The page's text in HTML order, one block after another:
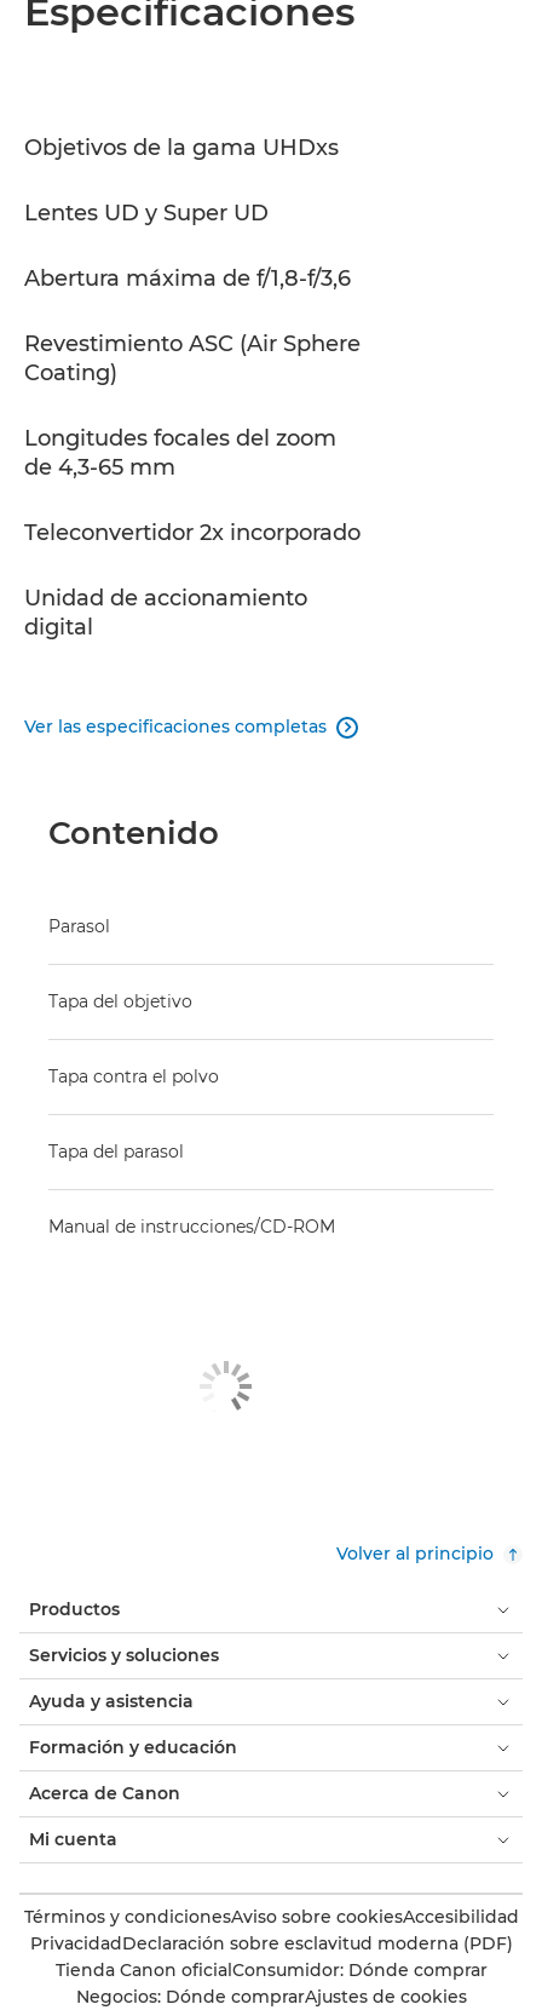
Especificaciones
Objetivos de la gama UHDxs
Lentes UD y Super UD
Abertura máxima de f/1,8-f/3,6
Revestimiento ASC (Air Sphere
Coating)
Longitudes focales del zoom
de 4,3-65 mm
Teleconvertidor 2x incorporado
Unidad de accionamiento
digital
Ver las especificaciones completas 
Contenido
Parasol
Tapa del objetivo
Tapa contra el polvo
Tapa del parasol
Manual de instrucciones/CD-ROM
Volver al principio
Productos
Servicios y soluciones
Ayuda y asistencia
Formación y educación
Acerca de Canon
Mi cuenta
Términos y condicionesAviso sobre cookiesAccesibilidad
Privacidad Declaración sobre esclavitud moderna (PDF)
Tienda Canon oficial Consumidor: Dónde comprar
Negocios: Dónde comprarAjustes de cookies